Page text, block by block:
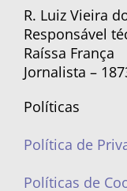
R. Luiz Vieira
Responsável
Raíssa França
Jornalista –
Políticas
Política de
Políticas de